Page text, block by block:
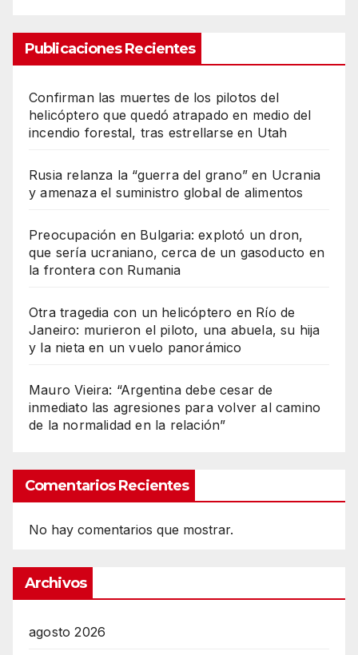
Publicaciones Recientes
Confirman las muertes de los pilotos del
helicóptero que quedó atrapado en medio del
incendio forestal, tras estrellarse en Utah
Rusia relanza la “guerra del grano” en Ucrania
y amenaza el suministro global de alimentos
Preocupación en Bulgaria: explotó un dron,
que sería ucraniano, cerca de un gasoducto en
la frontera con Rumania
Otra tragedia con un helicóptero en Río de
Janeiro: murieron el piloto, una abuela, su hija
y la nieta en un vuelo panorámico
Mauro Vieira: “Argentina debe cesar de
inmediato las agresiones para volver al camino
de la normalidad en la relación”
Comentarios Recientes
No hay comentarios que mostrar.
Archivos
agosto 2026